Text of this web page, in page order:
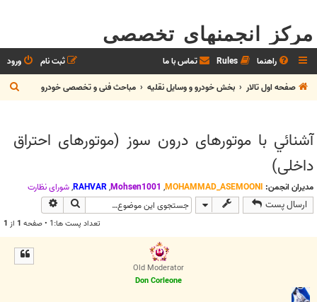
مرکز انجمنهای تخصصی
راهنما Rules تماس با ما ورود
ثبت نام
صفحه اول تالار
بخش خودرو و وسايل نقليه مباحث فنی و تخصصی خودرو
س
آشنائي با موتورهای درون سوز (موتورهای احتراق
داخلی)
مدیران انجمن: MOHAMMAD_ASEMOONI
,
Mohsen1001
,
RAHVAR
,شوراي نظارت
ارسال پست جستجو
تعداد پست ها:1 • صفحه 1 از 1
Old Moderator
Don Corleone